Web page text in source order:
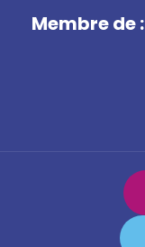
Membre de :